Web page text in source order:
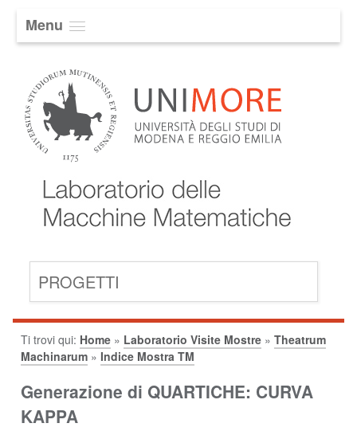
Menu
PROGETTI
Ti trovi qui: Home » Laboratorio Visite Mostre » Theatrum
Machinarum » Indice Mostra TM
Generazione di QUARTICHE: CURVA
KAPPA